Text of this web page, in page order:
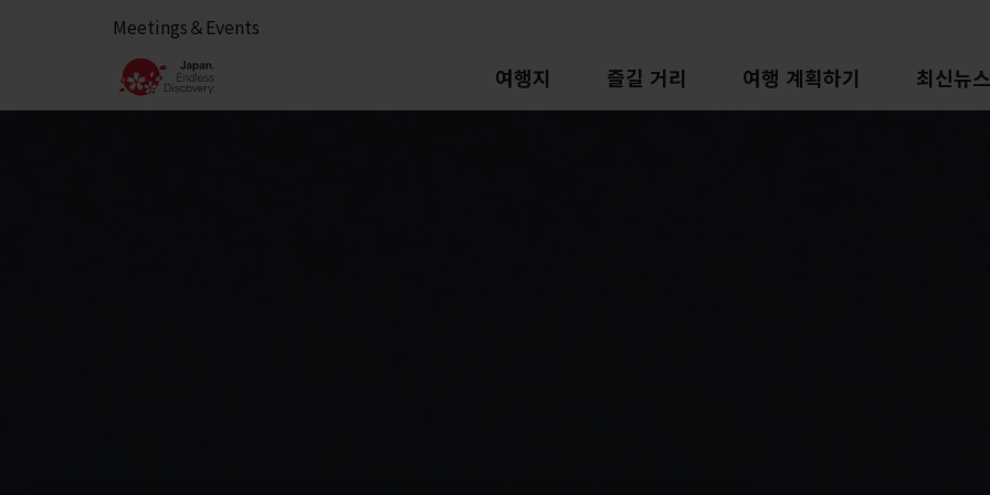
Meetings＆Events
여행지 즐길 거리 여행 계획하기 최신뉴스